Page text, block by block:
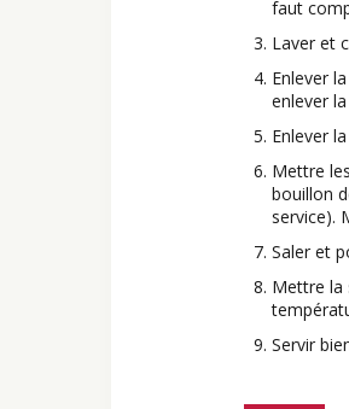
faut
Laver et
Enlever
enlever
Enlever
Mettre
bouillon
service).
Saler et
Mettre la
Servir